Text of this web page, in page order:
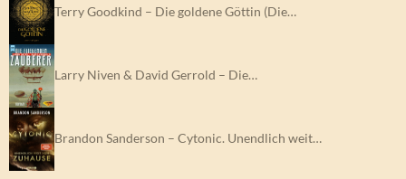
Terry Goodkind – Die goldene Göttin (Die…
Larry Niven & David Gerrold – Die…
Brandon Sanderson – Cytonic. Unendlich weit…